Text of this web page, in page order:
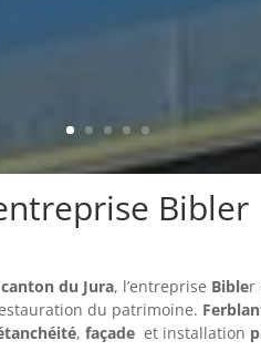
Bibler
canton du Jura, l’entreprise Bibler
du patrimoine.
, façade et installation